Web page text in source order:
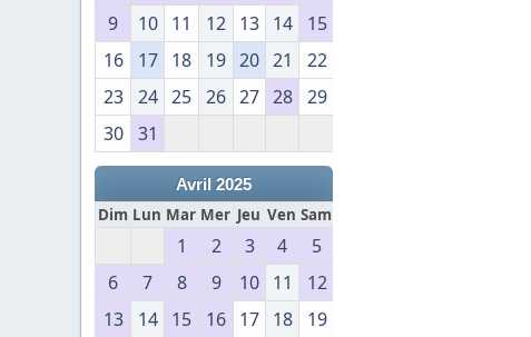
9
10 11 12 13 14
15
16
17 18 19 20 21
22
23
24 25 26 27 28
29
30
31
Avril 2025
Dim Lun Mar Mer Jeu Ven Sam
1 2 3 4
5
6
7 8 9 10 11
12
13
14 15 16 17 18 19